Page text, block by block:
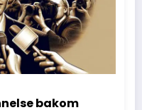
bakom